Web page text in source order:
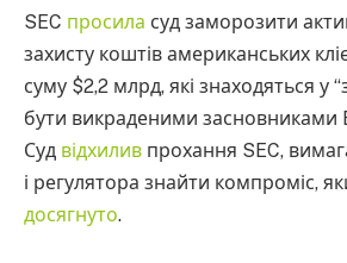
SEC просила суд заморозити
захисту коштів американських
суму $2,2 млрд, які знаходяться у
бути викраденими засновниками
Суд відхилив прохання SEC,
і регулятора знайти компроміс,
досягнуто.